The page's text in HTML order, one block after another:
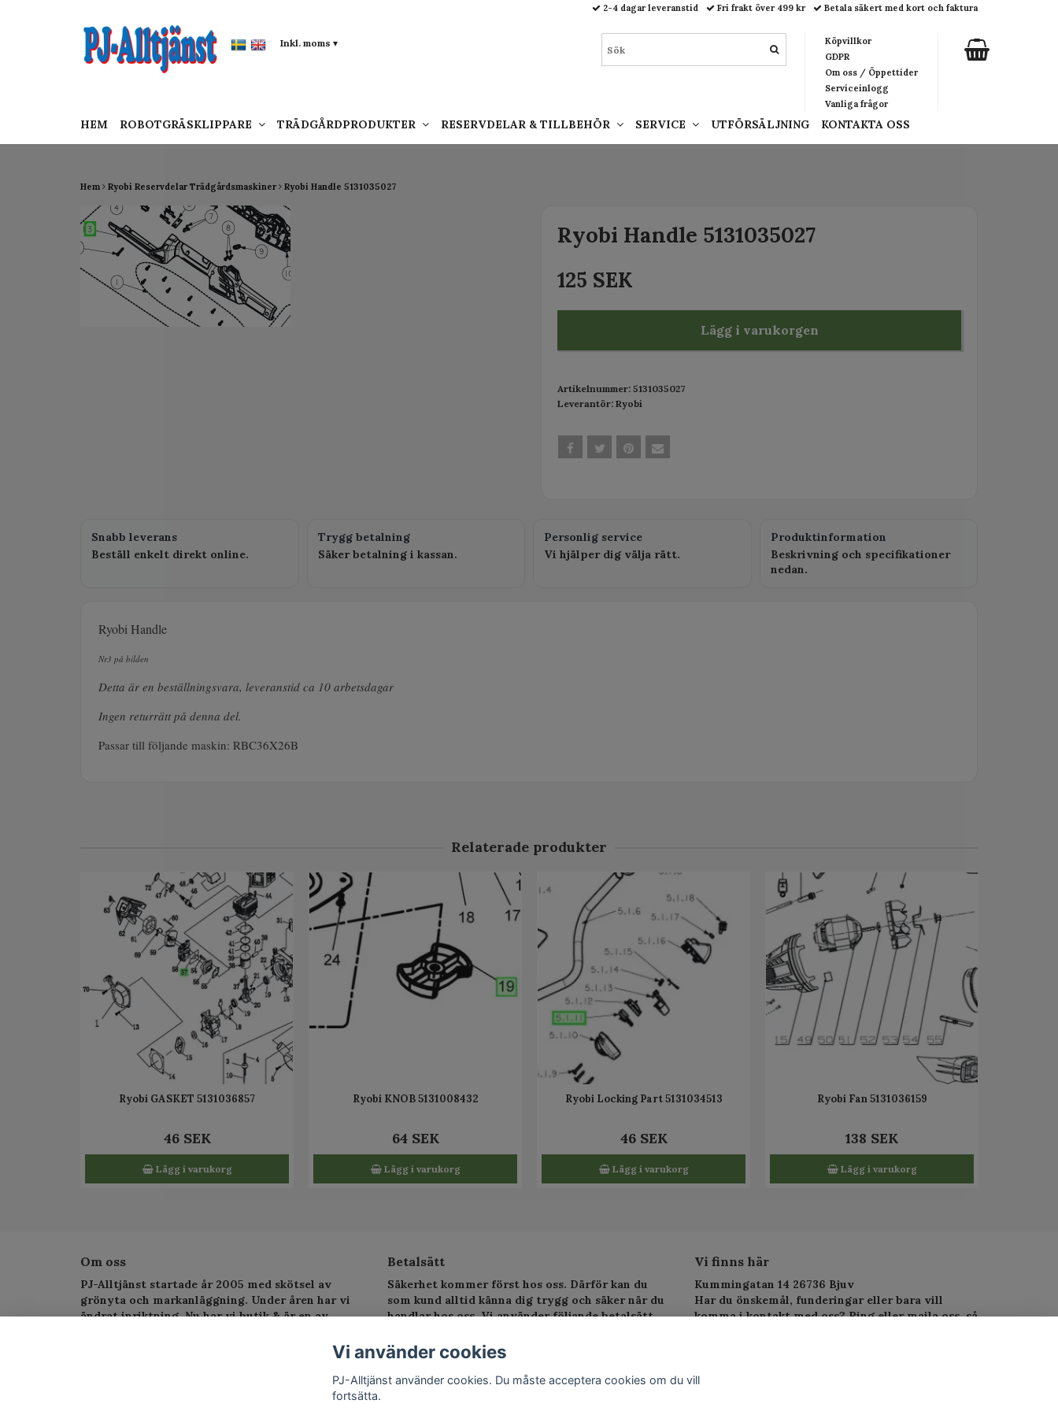
Hem Ryobi Reservdelar Trädgårdsmaskiner Ryobi Handle 5131035027
Ryobi Handle 5131035027
125 SEK
Lägg i varukorgen
Artikelnummer: 5131035027
Leverantör: Ryobi
Snabb leverans
Beställ enkelt direkt online.
Trygg betalning
Säker betalning i kassan.
Personlig service
Vi hjälper dig välja rätt.
Produktinformation
Beskrivning och specifikationer
nedan.
Ryobi Handle
Nr3 på bilden
Detta är en beställningsvara, leveranstid ca 10 arbetsdagar
Ingen returrätt på denna del.
Passar till följande maskin: RBC36X26B
Relaterade produkter
Ryobi GASKET 5131036857
46 SEK
Lägg i varukorg
Ryobi KNOB 5131008432
64 SEK
Lägg i varukorg
Ryobi Locking Part 5131034513
46 SEK
Lägg i varukorg
Ryobi Fan 5131036159
138 SEK
Lägg i varukorg
Om oss
PJ-Alltjänst startade år 2005 med skötsel av
grönyta och markanläggning. Under åren har vi
ändrat inriktning. Nu har vi butik & är en av
Betalsätt
Säkerhet kommer först hos oss. Därför kan du
som kund alltid känna dig trygg och säker när du
handlar hos oss. Vi använder följande betalsätt.
Vi finns här
Kummingatan 14 26736 Bjuv
Har du önskemål, funderingar eller bara vill
komma i kontakt med oss? Ring eller maila oss, så
Vi använder cookies
PJ-Alltjänst använder cookies. Du måste acceptera cookies om du vill
fortsätta.
Inkl. moms ▾
2-4 dagar leveranstid Fri frakt över 499 kr Betala säkert med kort och faktura
Köpvillkor
GDPR
Om oss / Öppettider
Serviceinlogg
Vanliga frågor
HEM ROBOTGRÄSKLIPPARE TRÄDGÅRDPRODUKTER RESERVDELAR & TILLBEHÖR SERVICE UTFÖRSÄLJNING KONTAKTA OSS